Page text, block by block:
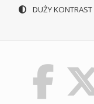
DUŻY KONTRAST